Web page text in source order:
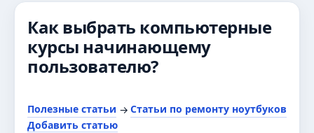
Как выбрать компьютерные
курсы начинающему
пользователю?
Полезные статьи → Статьи по ремонту ноутбуков
Добавить статью